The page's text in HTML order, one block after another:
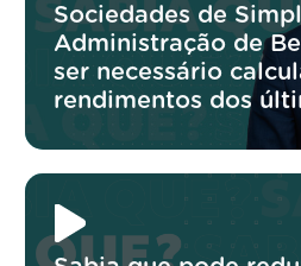
Sociedades de
Administração de
ser necessário
rendimentos dos